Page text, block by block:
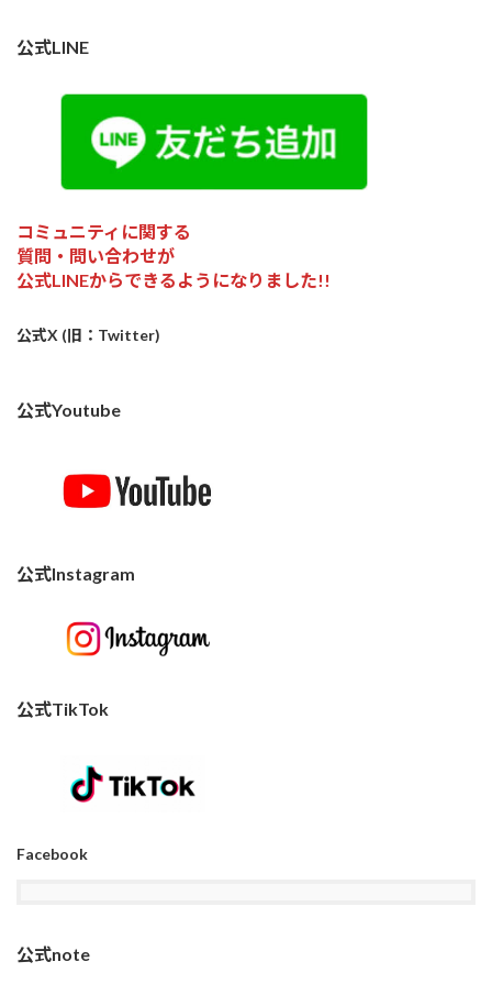
公式LINE
コミュニティに関する
質問・問い合わせが
公式LINEからできるようになりました!!
公式X (旧：Twitter)
公式Youtube
公式Instagram
公式TikTok
Facebook
公式note